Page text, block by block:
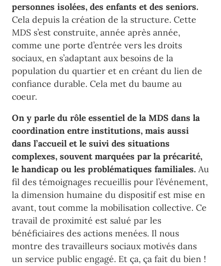
personnes isolées, des enfants et des seniors.
Cela depuis la création de la structure. Cette
MDS s’est construite, année après année,
comme une porte d’entrée vers les droits
sociaux, en s’adaptant aux besoins de la
population du quartier et en créant du lien de
confiance durable. Cela met du baume au
coeur.
On y parle du rôle essentiel de la MDS dans la
coordination entre institutions, mais aussi
dans l’accueil et le suivi des situations
complexes, souvent marquées par la précarité,
le handicap ou les problématiques familiales. Au
fil des témoignages recueillis pour l’événement,
la dimension humaine du dispositif est mise en
avant, tout comme la mobilisation collective. Ce
travail de proximité est salué par les
bénéficiaires des actions menées. Il nous
montre des travailleurs sociaux motivés dans
un service public engagé. Et ça, ça fait du bien !